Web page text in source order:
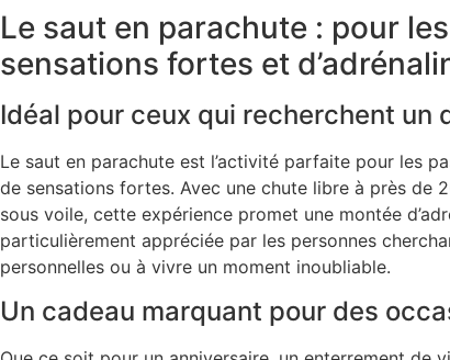
Le saut en parachute : pour
sensations fortes et
Idéal pour ceux qui recherchent un
Le saut en parachute est l’activité parfaite pour les
de sensations fortes. Avec une chute libre à près de
sous voile, cette expérience promet une montée
particulièrement appréciée par les personnes
personnelles ou à vivre un moment inoubliable.
Un cadeau marquant pour des